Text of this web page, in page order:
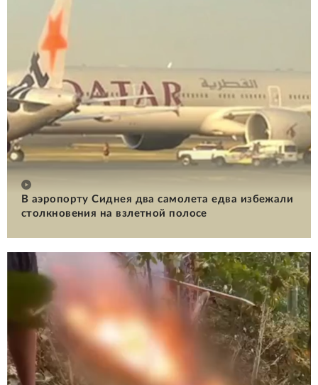
В аэропорту Сиднея два самолета едва избежали
столкновения на взлетной полосе